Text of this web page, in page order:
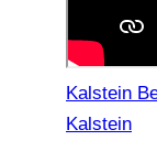
Kalstein
Kalstein